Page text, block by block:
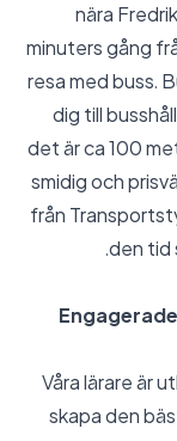
nära
minuters gång
resa med buss.
dig till
det är ca 100
smidig och
från
den tid
Våra lärare är
skapa den